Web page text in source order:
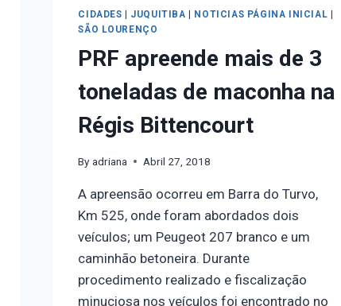
CIDADES JUQUITIBA NOTICIAS PÁGINA INICIAL
SÃO LOURENÇO
PRF apreende mais de 3
toneladas de maconha na
Régis Bittencourt
By adriana Abril 27, 2018
A apreensão ocorreu em Barra do Turvo,
Km 525, onde foram abordados dois
veículos; um Peugeot 207 branco e um
caminhão betoneira. Durante
procedimento realizado e fiscalização
minuciosa nos veículos foi encontrado no